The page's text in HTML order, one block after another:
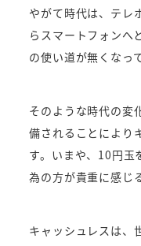
やがて時代は、テレ
らスマートフォンへ
の使い道が無くなっ
そのような時代の変
備されることにより
す。いまや、10円玉
為の方が貴重に感じ
キャッシュレスは、